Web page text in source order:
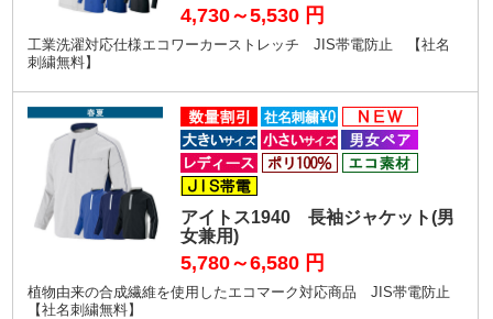
4,730～5,530 円
工業洗濯対応仕様エコワーカーストレッチ JIS帯電防止 【社名
刺繍無料】
アイトス1940 長袖ジャケット(男
女兼用)
5,780～6,580 円
植物由来の合成繊維を使用したエコマーク対応商品 JIS帯電防止
【社名刺繍無料】